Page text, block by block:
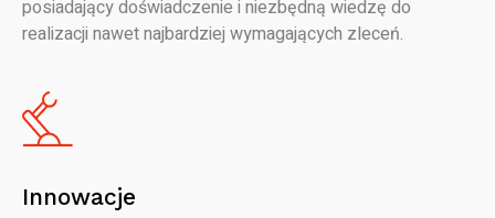
posiadający doświadczenie i niezbędną wiedzę do
realizacji nawet najbardziej wymagających zleceń.
Innowacje